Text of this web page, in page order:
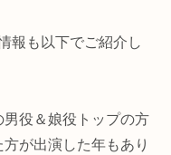
報も以下でご紹介し
役＆娘役トップの方
が出演した年もあり